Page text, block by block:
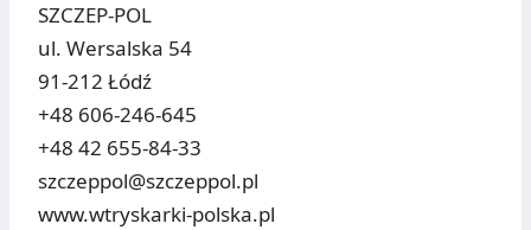
SZCZEP-POL
ul. Wersalska 54
91-212 Łódź
+48 606-246-645
+48 42 655-84-33
szczeppol@szczeppol.pl
www.wtryskarki-polska.pl